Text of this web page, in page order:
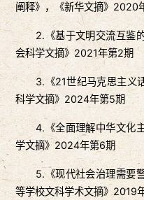
阐释》，《新华文摘》2020
2.《基于文明交流互鉴
会科学文摘》2021年第2期
3.《21世纪马克思主义
科学文摘》2024年第5期
4.《全面理解中华文化
学文摘》2024年第6期
5.《现代社会治理需要
等学校文科学术文摘》2019